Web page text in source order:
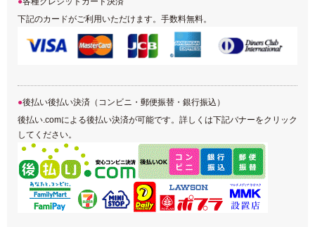
下記のカードがご利用いただけます。手数料無料。
後払い後払い決済（コンビニ・郵便振替・銀行振込）
後払い.comによる後払い決済が可能です。詳しくは下記バナーをクリック
してください。